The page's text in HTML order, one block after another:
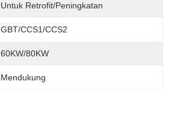
Untuk Retrofit/peningkatan
GBT/CCS1/CCS2
60KW/80KW
Mendukung